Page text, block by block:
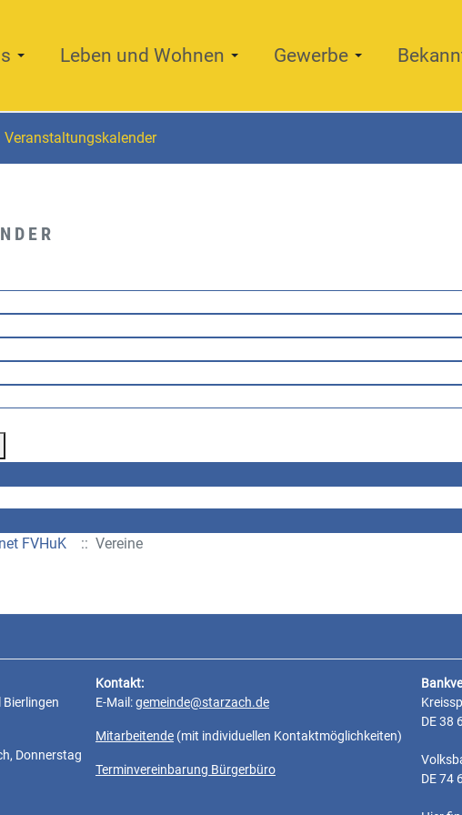
Leben und Wohnen Gewerbe
Veranstaltungskalender
FVHuK :: Vereine
Donnerstag
Kontakt:
E-Mail:gemeinde@starzach.de
Mitarbeitende (mit individuellen Kontaktmöglichkeiten)
Terminvereinbarung Bürgerbüro
DE 38
DE 74